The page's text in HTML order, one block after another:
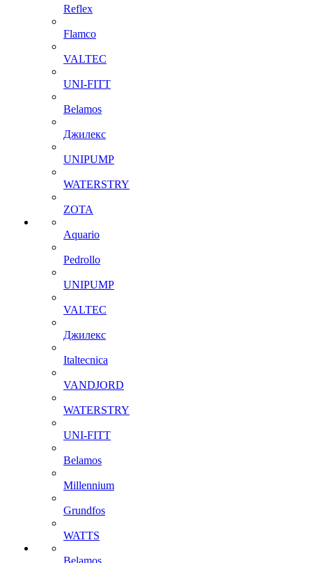
Reflex
Flamco
VALTEC
UNI-FITT
Belamos
Джилекс
UNIPUMP
WATERSTRY
ZOTA
Aquario
Pedrollo
UNIPUMP
VALTEC
Джилекс
Italtecnica
VANDJORD
WATERSTRY
UNI-FITT
Belamos
Millennium
Grundfos
WATTS
Belamos